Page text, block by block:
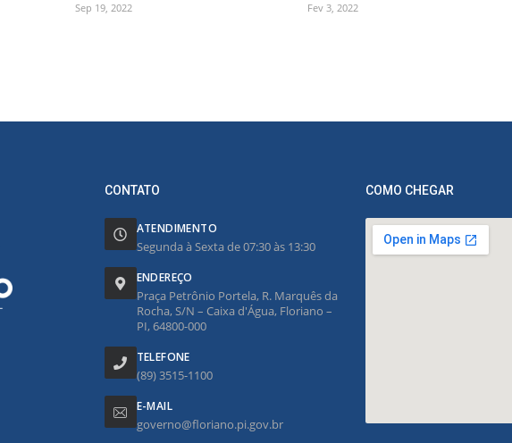
Sep 19, 2022 Fev 3, 2022
CONTATO
ATENDIMENTO
Segunda à Sexta de 07:30 às 13:30
ENDEREÇO
Praça Petrônio Portela, R. Marquês da
Rocha, S/N – Caixa d'Água, Floriano –
PI, 64800-000
TELEFONE
(89) 3515-1100
E-MAIL
governo@floriano.pi.gov.br
COMO CHEGAR